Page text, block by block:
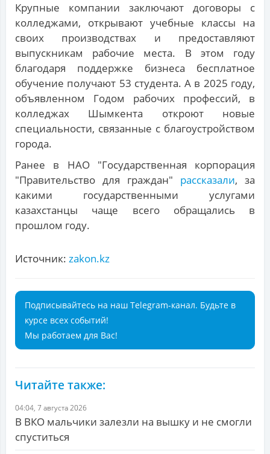
Крупные компании заключают договоры с
колледжами, открывают учебные классы на
своих производствах и предоставляют
выпускникам рабочие места. В этом году
благодаря поддержке бизнеса бесплатное
обучение получают 53 студента. А в 2025 году,
объявленном Годом рабочих профессий, в
колледжах Шымкента откроют новые
специальности, связанные с благоустройством
города.
Ранее в НАО "Государственная корпорация
"Правительство для граждан" рассказали, за
какими государственными услугами
казахстанцы чаще всего обращались в
прошлом году.
Источник: zakon.kz
Подписывайтесь на наш Telegram-канал. Будьте в
курсе всех событий!
Мы работаем для Вас!
Читайте также:
04:04, 7 августа 2026
В ВКО мальчики залезли на вышку и не смогли
спуститься